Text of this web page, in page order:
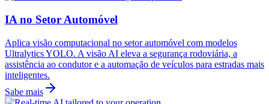
IA no Setor Automóvel
Aplica visão computacional no setor automóvel com modelos
Ultralytics YOLO. A visão AI eleva a segurança rodoviária, a
assistência ao condutor e a automação de veículos para estradas mais
inteligentes.
Sabe mais